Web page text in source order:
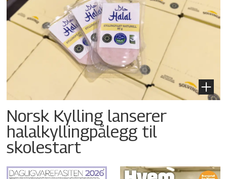
Norsk Kylling lanserer
halalkyllingpålegg til
skolestart